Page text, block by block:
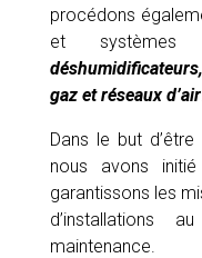
procédons
et
gaz et réseaux d’air.
Dans le but
nous avons
garantissons les
d’installations
maintenance.